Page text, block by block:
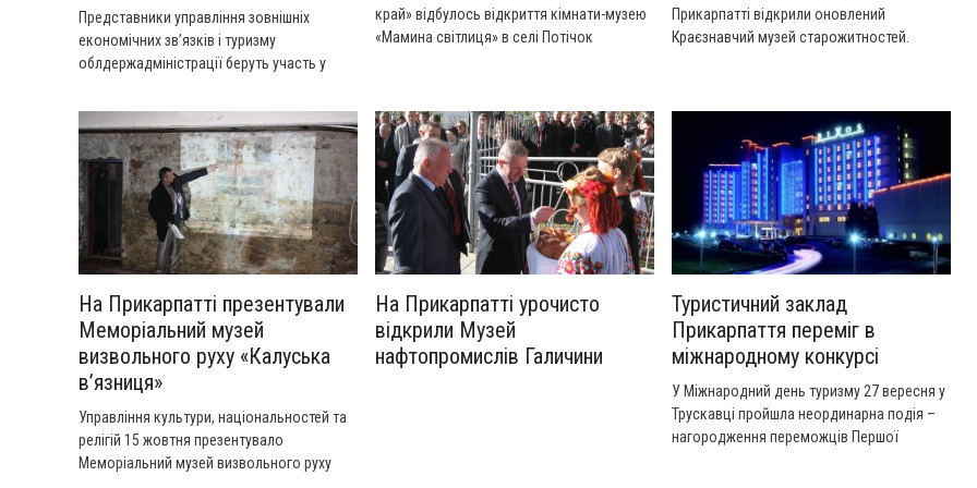
Представники управління зовнішніх
економічних зв’язків і туризму
облдержадміністрації беруть участь у
форуму індустрії туризму та гостинності і
презентують туристичний потенціал Івано-
Франківщини на XIV міжнародній
виставці-ярмарку «ТурЕКСПО», яка
відбувається у Палаці спорту «Україна» у
Львові протягом 30 жовтня – 1 листопада
2013 року.
край» відбулось відкриття кімнати-музею
«Мамина світлиця» в селі Потічок
Прикарпатті відкрили оновлений
Краєзнавчий музей старожитностей.
На Прикарпатті презентували
Меморіальний музей
визвольного руху «Калуська
в’язниця»
Управління культури, національностей та
релігій 15 жовтня презентувало
Меморіальний музей визвольного руху
На Прикарпатті урочисто
відкрили Музей
нафтопромислів Галичини
Туристичний заклад
Прикарпаття переміг в
міжнародному конкурсі
У Міжнародний день туризму 27 вересня у
Трускавці пройшла неординарна подія –
нагородження переможців Першої